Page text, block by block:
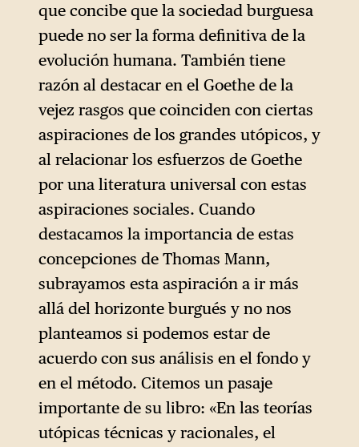
que concibe que la sociedad burguesa
puede no ser la forma definitiva de la
evolución humana. También tiene
razón al destacar en el Goethe de la
vejez rasgos que coinciden con ciertas
aspiraciones de los grandes utópicos, y
al relacionar los esfuerzos de Goethe
por una literatura universal con estas
aspiraciones sociales. Cuando
destacamos la importancia de estas
concepciones de Thomas Mann,
subrayamos esta aspiración a ir más
allá del horizonte burgués y no nos
planteamos si podemos estar de
acuerdo con sus análisis en el fondo y
en el método. Citemos un pasaje
importante de su libro: «En las teorías
utópicas técnicas y racionales, el